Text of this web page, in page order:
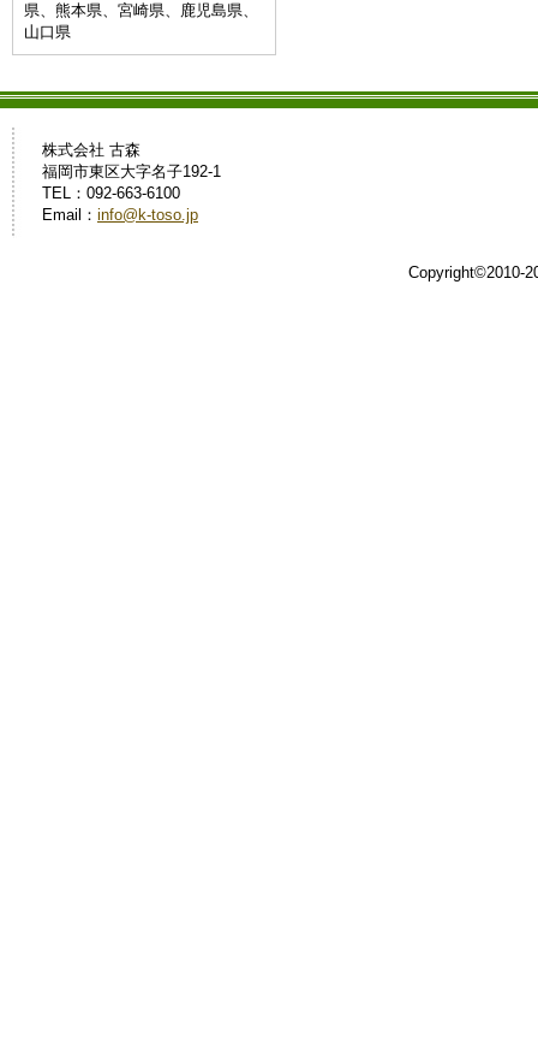
県、熊本県、宮崎県、鹿児島県、
山口県
株式会社 古森
福岡市東区大字名子192-1
TEL：092-663-6100
Email： info@k-toso.jp
Copyright©2010-